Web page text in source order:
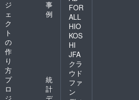
ジ
ェ
ク
ト
の
作
り
方
事
例
プ
ロ
ジ
統
計
デ
FOR
ALL
HIO
KOS
HI
JFA
クラ
ウド
ファ
ン